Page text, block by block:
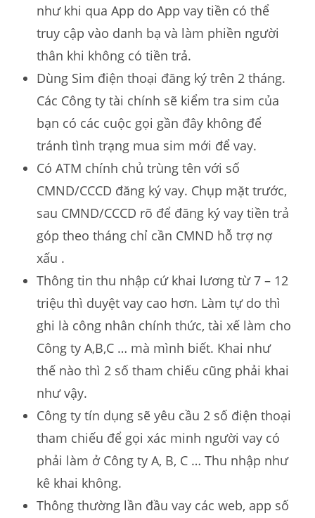
như khi qua App do App vay tiền có thể
truy cập vào danh bạ và làm phiền người
thân khi không có tiền trả.
Dùng Sim điện thoại đăng ký trên 2 tháng.
Các Công ty tài chính sẽ kiểm tra sim của
bạn có các cuộc gọi gần đây không để
tránh tình trạng mua sim mới để vay.
Có ATM chính chủ trùng tên với số
CMND/CCCD đăng ký vay. Chụp mặt trước,
sau CMND/CCCD rõ để đăng ký vay tiền trả
góp theo tháng chỉ cần CMND hỗ trợ nợ
xấu .
Thông tin thu nhập cứ khai lương từ 7 – 12
triệu thì duyệt vay cao hơn. Làm tự do thì
ghi là công nhân chính thức, tài xế làm cho
Công ty A,B,C … mà mình biết. Khai như
thế nào thì 2 số tham chiếu cũng phải khai
như vậy.
Công ty tín dụng sẽ yêu cầu 2 số điện thoại
tham chiếu để gọi xác minh người vay có
phải làm ở Công ty A, B, C … Thu nhập như
kê khai không.
Thông thường lần đầu vay các web, app số